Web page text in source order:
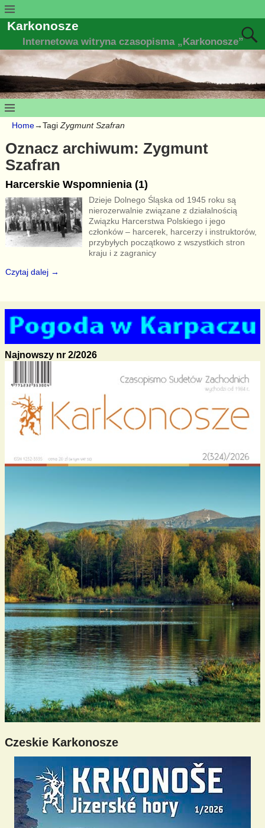
Karkonosze
Internetowa witryna czasopisma „Karkonosze”
Home→Tagi Zygmunt Szafran
Oznacz archiwum: Zygmunt
Szafran
Harcerskie Wspomnienia (1)
Dzieje Dolnego Śląska od 1945 roku są
nierozerwalnie związane z działalnością
Związku Harcerstwa Polskiego i jego
członków – harcerek, harcerzy i instruktorów,
przybyłych początkowo z wszystkich stron
kraju i z zagranicy
Czytaj dalej →
Najnowszy nr 2/2026
Czeskie Karkonosze